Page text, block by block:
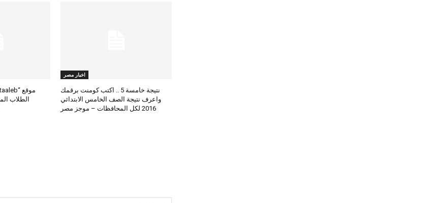
اخبار مصر
نتيجة خامسة 5 .. اكتب كومنت برقمك
واعرف نتيجة الصف الخامس الابتدائي
2016 لكل المحافظات – موجز مصر